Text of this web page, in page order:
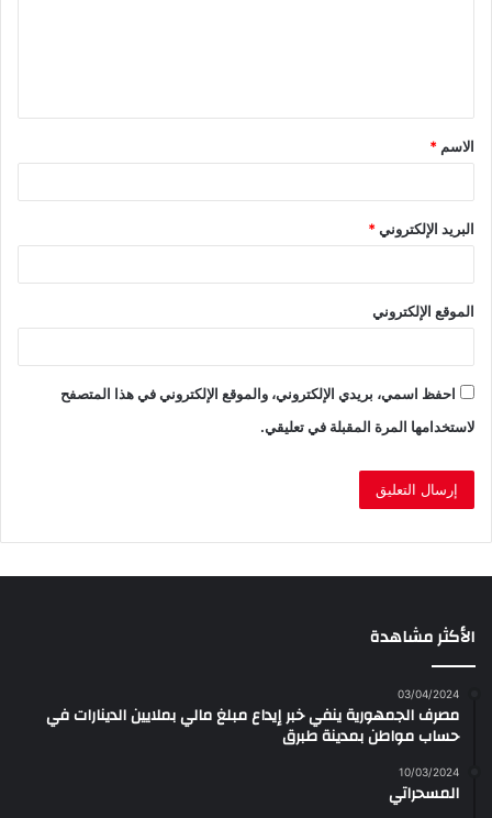
ق
*
الاسم *
البريد الإلكتروني*
الموقع الإلكتروني
احفظ اسمي، بريدي الإلكتروني، والموقع الإلكتروني في هذا المتصفح
لاستخدامها المرة المقبلة في تعليقي.
الأكثر مشاهدة
03/04/2024
مصرف الجمهورية ينفي خبر إيداع مبلغ مالي بملايين الدينارات في
حساب مواطن بمدينة طبرق
10/03/2024
المسحراتي